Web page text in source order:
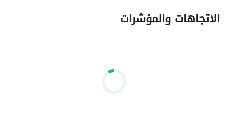
الاتجاهات والمؤشرات